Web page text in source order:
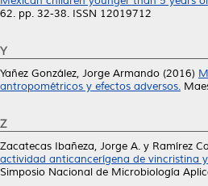
62. pp. 32-38. ISSN 12019712
Y
Yañez González, Jorge Armando (2016)
antropométricos y efectos adversos.
Z
Zacatecas Ibañeza, Jorge A. y Ramírez
actividad anticancerígena de vincristina
Simposio Nacional de Microbiología